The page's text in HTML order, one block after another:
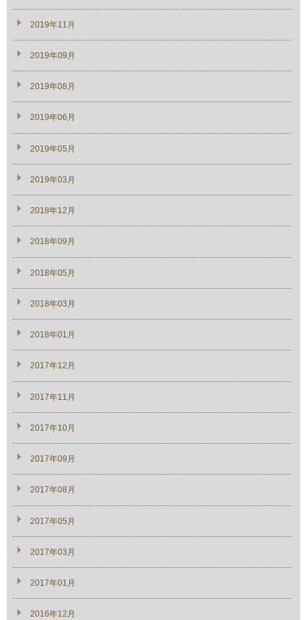
2019年11月
2019年09月
2019年08月
2019年06月
2019年05月
2019年03月
2018年12月
2018年09月
2018年05月
2018年03月
2018年01月
2017年12月
2017年11月
2017年10月
2017年09月
2017年08月
2017年05月
2017年03月
2017年01月
2016年12月